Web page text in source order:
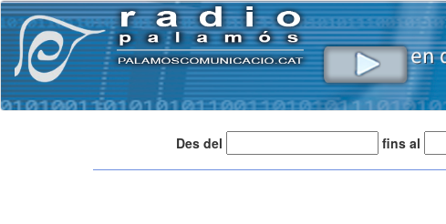
Des del fins al